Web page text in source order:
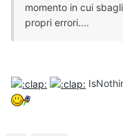
momento in cui
propri errori....